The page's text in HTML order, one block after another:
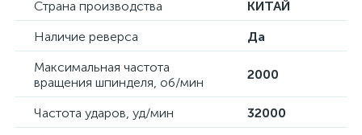
Страна производства
КИТАЙ
Наличие реверса
Да
Максимальная частота
вращения шпинделя, об/мин
2000
Частота ударов, уд/мин
32000